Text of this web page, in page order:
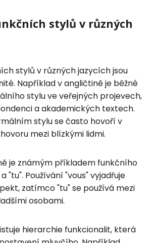
stylů v různých
stylů v různých jazycích jsou
Například v angličtině je běžné
stylu ve veřejných projevech,
a akademických textech.
stylu se často hovoří v
mezi blízkými lidmi.
je známým příkladem funkčního
"tu". Používání "vous" vyjadřuje
zatímco "tu" se používá mezi
osobami.
hierarchie funkcionalit, která